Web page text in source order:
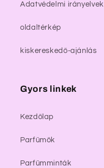
Adatvédelmi irányelvek
oldaltérkép
kiskereskedő-ajánlás
Gyors linkek
Kezdőlap
Parfümök
Parfümminták